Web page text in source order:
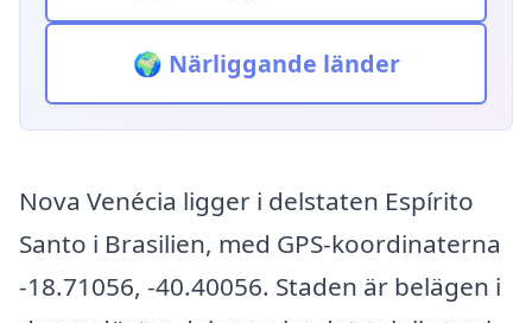
🌍 Närliggande länder
Nova Venécia ligger i delstaten Espírito
Santo i Brasilien, med GPS-koordinaterna
-18.71056, -40.40056. Staden är belägen i